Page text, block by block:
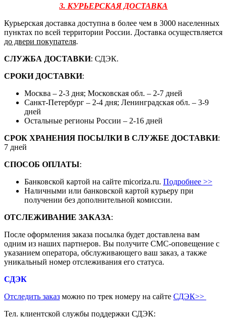
3. КУРЬЕРСКАЯ ДОСТАВКА
Курьерская доставка доступна в более чем в 3000 населенных
пунктах по всей территории России. Доставка осуществляется
до двери покупателя.
СЛУЖБА ДОСТАВКИ: СДЭК.
СРОКИ ДОСТАВКИ:
Москва – 2-3 дня; Московская обл. – 2-7 дней
Санкт-Петербург – 2-4 дня; Ленинградская обл. – 3-9
дней
Остальные регионы России – 2-16 дней
СРОК ХРАНЕНИЯ ПОСЫЛКИ В СЛУЖБЕ ДОСТАВКИ:
7 дней
СПОСОБ ОПЛАТЫ:
Банковской картой на сайте micoriza.ru. Подробнее >>
Наличными или банковской картой курьеру при
получении без дополнительной комиссии.
ОТСЛЕЖИВАНИЕ ЗАКАЗА:
После оформления заказа посылка будет доставлена вам
одним из наших партнеров. Вы получите СМС-оповещение с
указанием оператора, обслуживающего ваш заказ, а также
уникальный номер отслеживания его статуса.
СДЭК
Отследить заказ можно по трек номеру на сайте СДЭК>>
Тел. клиентской службы поддержки СДЭК: